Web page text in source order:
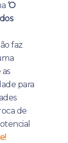
‘O
faz
para
de